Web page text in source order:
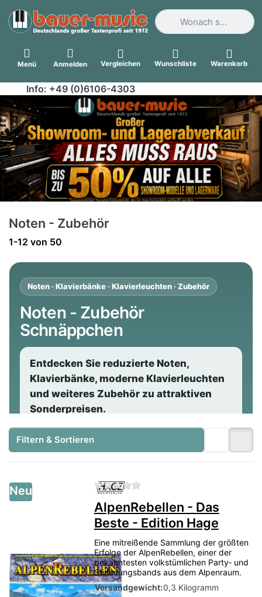
Geben Sie einen
Menü Anmelden Vergleichen Wunschliste Warenkorb
Info: +49 (0)6106-4303
Noten - Zubehör
Suchergebnisse:
1-12 von 50
Noten · Klavierbänke · Klavierleuchten · Zubehör
Noten - Zubehör
Schnäppchen
Entdecken Sie reduzierte Noten,
Klavierbänke, moderne Klavierleuchten
und weiteres Zubehör zu attraktiven
Sonderpreisen.
zu günstigen Preisen
In dieser Warengruppe finden Sie
Noten -
Zubehör Schnäppchenzu besonders
attraktiven Preisen: ausgewählte Noten,
Klavierbänke, Klavierleuchten und weiteres
Zubehör rund um Piano, Klavier, Flügel und
Orgel. Ideal, wenn Sie Ihr Instrument sinnvoll
ergänzen und dabei besonders günstig kaufen
Filtern & Sortieren
Neu Zu diesem Produkt liegen
AlpenRebellen - Das
Beste - Edition Hage
Eine mitreißende Sammlung der größten
Erfolge der AlpenRebellen, einer der
bekanntesten volkstümlichen Party‑ und
Stimmungsbands aus dem Alpenraum.
Versandgewicht:0,3 Kilogramm